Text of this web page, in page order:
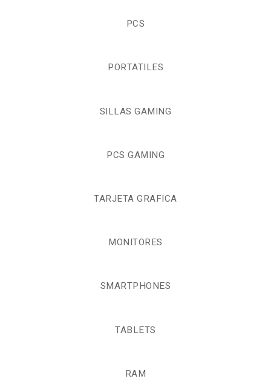
PCS
PORTATILES
SILLAS GAMING
PCS GAMING
TARJETA GRAFICA
MONITORES
SMARTPHONES
TABLETS
RAM